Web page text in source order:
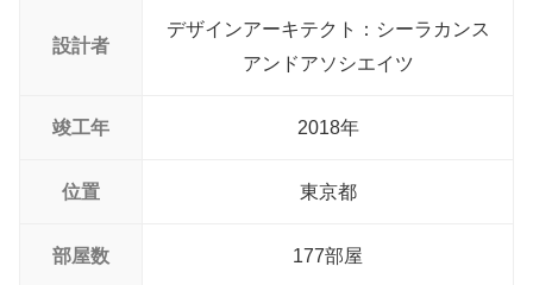
設計者
デザインアーキテクト：シーラカンス
アンドアソシエイツ
竣工年 2018年
位置 東京都
部屋数 177部屋